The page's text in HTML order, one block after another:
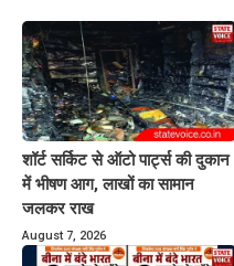
शॉर्ट सर्किट से ऑटो पार्ट्स की दुकान
में भीषण आग, लाखों का सामान
जलकर राख
August 7, 2026